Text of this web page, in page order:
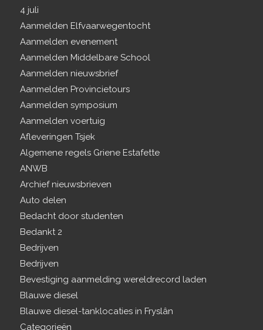
4 juli
Aanmelden Elfvaarwegentocht
Aanmelden evenement
Aanmelden Middelbare School
Aanmelden nieuwsbrief
Aanmelden Provincietours
Aanmelden symposium
Aanmelden voertuig
Afleveringen Tsjek
Algemene regels Griene Estafette
ANWB
Archief nieuwsbrieven
Auto delen
Bedacht door studenten
Bedankt 2
Bedrijven
Bedrijven
Bevestiging aanmelding wereldrecord laden
Blauwe diesel
Blauwe diesel-tanklocaties in Fryslân
Categorieën